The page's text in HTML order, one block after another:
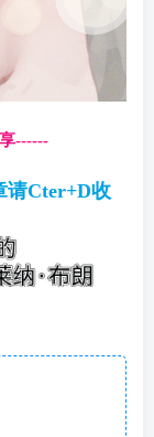
------
请Cter+D收